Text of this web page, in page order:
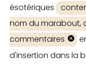
ésotériques
nom du marabout,
commentaires
d'insertion dans la